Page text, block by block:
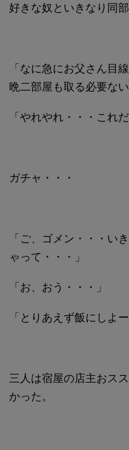
好きな奴といきなり同部
「なに急にお父さん目
晩二部屋も取る必要ない
「やれやれ・・・これ
ガチャ・・・
「ご、ゴメン・・・い
ゃって・・・」
「お、おう・・・」
「とりあえず飯にしよー
三人は宿屋の店主おス
かった。